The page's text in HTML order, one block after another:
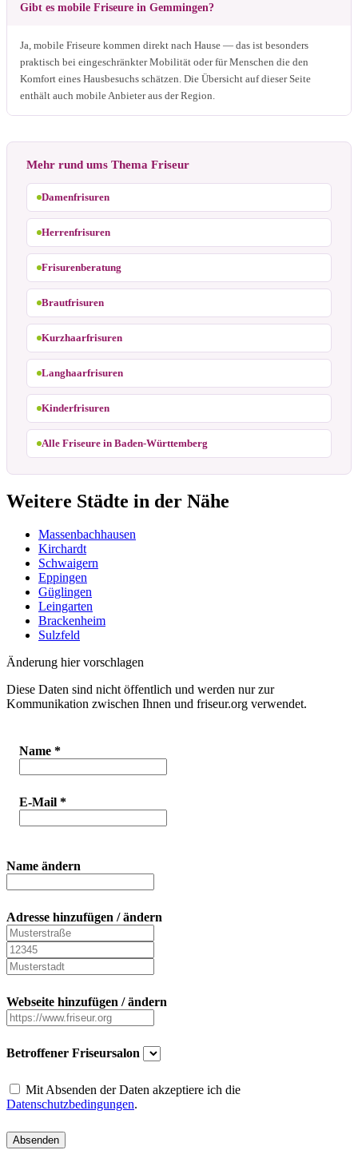
Gibt es mobile Friseure in Gemmingen?
Ja, mobile Friseure kommen direkt nach Hause — das ist besonders
praktisch bei eingeschränkter Mobilität oder für Menschen die den
Komfort eines Hausbesuchs schätzen. Die Übersicht auf dieser Seite
enthält auch mobile Anbieter aus der Region.
Mehr rund ums Thema Friseur
Damenfrisuren
Herrenfrisuren
Frisurenberatung
Brautfrisuren
Kurzhaarfrisuren
Langhaarfrisuren
Kinderfrisuren
Alle Friseure in Baden-Württemberg
Weitere Städte in der Nähe
Massenbachhausen
Kirchardt
Schwaigern
Eppingen
Güglingen
Leingarten
Brackenheim
Sulzfeld
Änderung hier vorschlagen
Diese Daten sind nicht öffentlich und werden nur zur
Kommunikation zwischen Ihnen und friseur.org verwendet.
Name *
E-Mail *
Name ändern
Adresse hinzufügen / ändern
Webseite hinzufügen / ändern
Betroffener Friseursalon
Mit Absenden der Daten akzeptiere ich die
Datenschutzbedingungen.
Absenden